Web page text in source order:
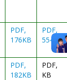
PDF,
176KB
PDF,
554KB
PDF,
182KB
PDF,
KB